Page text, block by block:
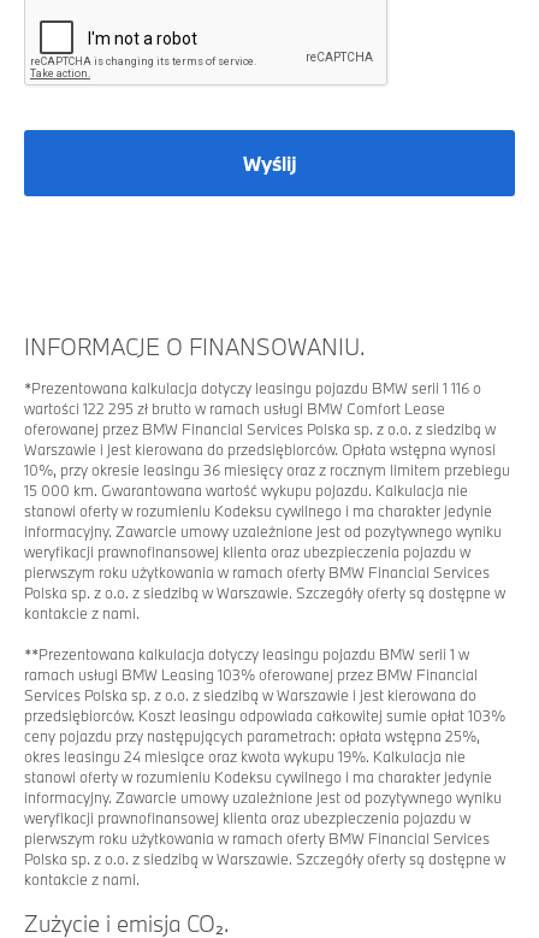
Wyślij
INFORMACJE O FINANSOWANIU.
*Prezentowana kalkulacja dotyczy leasingu pojazdu BMW serii 1 116 o
wartości 122 295 zł brutto w ramach usługi BMW Comfort Lease
oferowanej przez BMW Financial Services Polska sp. z o.o. z siedzibą w
Warszawie i jest kierowana do przedsiębiorców. Opłata wstępna wynosi
10%, przy okresie leasingu 36 miesięcy oraz z rocznym limitem przebiegu
15 000 km. Gwarantowana wartość wykupu pojazdu. Kalkulacja nie
stanowi oferty w rozumieniu Kodeksu cywilnego i ma charakter jedynie
informacyjny. Zawarcie umowy uzależnione jest od pozytywnego wyniku
weryfikacji prawnofinansowej klienta oraz ubezpieczenia pojazdu w
pierwszym roku użytkowania w ramach oferty BMW Financial Services
Polska sp. z o.o. z siedzibą w Warszawie. Szczegóły oferty są dostępne w
kontakcie z nami.
**Prezentowana kalkulacja dotyczy leasingu pojazdu BMW serii 1 w
ramach usługi BMW Leasing 103% oferowanej przez BMW Financial
Services Polska sp. z o.o. z siedzibą w Warszawie i jest kierowana do
przedsiębiorców. Koszt leasingu odpowiada całkowitej sumie opłat 103%
ceny pojazdu przy następujących parametrach: opłata wstępna 25%,
okres leasingu 24 miesiące oraz kwota wykupu 19%. Kalkulacja nie
stanowi oferty w rozumieniu Kodeksu cywilnego i ma charakter jedynie
informacyjny. Zawarcie umowy uzależnione jest od pozytywnego wyniku
weryfikacji prawnofinansowej klienta oraz ubezpieczenia pojazdu w
pierwszym roku użytkowania w ramach oferty BMW Financial Services
Polska sp. z o.o. z siedzibą w Warszawie. Szczegóły oferty są dostępne w
kontakcie z nami.
Zużycie i emisja CO₂.